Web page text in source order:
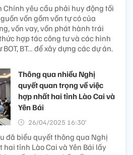
yêu cầu phải huy động tối
vốn gồm vốn tự có của
vốn vay, vốn phát hành trái
hợp tác công tư và các hình
BT… để xây dựng các dự án.
Thông qua nhiều Nghị
quyết quan trọng về việc
hợp nhất hai tỉnh Lào Cai và
Yên Bái
26/04/2025 16:30’
đã biểu quyết thông qua Nghị
tỉnh Lào Cai và Yên Bái lấy